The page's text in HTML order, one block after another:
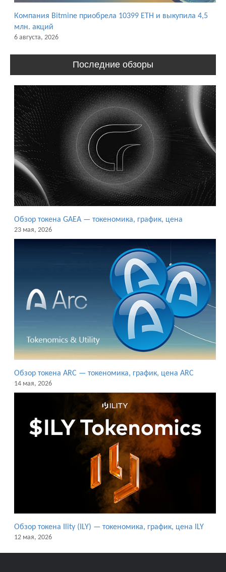
Компания Bitmine приобрела 10399 ETH и выкупила 4,5
млн. акций
6 августа, 2026
Последние обзоры
Обзор токена GAEA — токеномика, график, цена
23 мая, 2026
Обзор токена ARC — токеномика, график, цена ARC
14 мая, 2026
Обзор токена Ility (ILY) — токеномика, график, цена ILY
12 мая, 2026